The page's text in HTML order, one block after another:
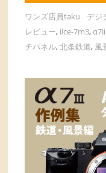
ワンズ店員taku デジ
レビュー, ilce-7m3,
チパネル,北条鉄道, 風